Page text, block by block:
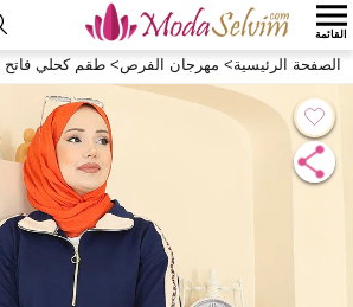
القائمة
الصفحة الرئيسية> مهرجان الفرص> طقم كحلي فاتح 8036TEG847